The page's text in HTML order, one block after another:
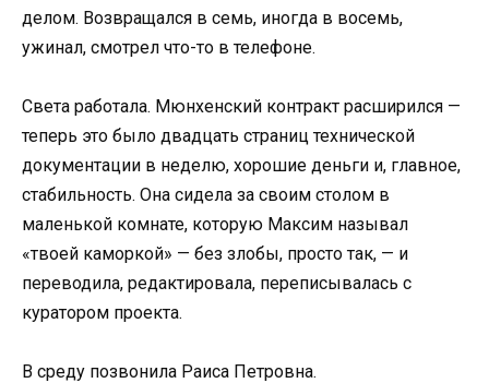
делом. Возвращался в семь, иногда в восемь,
ужинал, смотрел что-то в телефоне.
Света работала. Мюнхенский контракт расширился —
теперь это было двадцать страниц технической
документации в неделю, хорошие деньги и, главное,
стабильность. Она сидела за своим столом в
маленькой комнате, которую Максим называл
«твоей каморкой» — без злобы, просто так, — и
переводила, редактировала, переписывалась с
куратором проекта.
В среду позвонила Раиса Петровна.